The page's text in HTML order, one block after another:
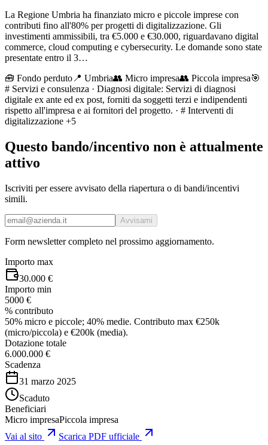
La Regione Umbria ha finanziato micro e piccole imprese con
contributi fino all'80% per progetti di digitalizzazione. Gli
investimenti ammissibili, tra €5.000 e €30.000, riguardavano digital
commerce, cloud computing e cybersecurity. Le domande sono state
presentate entro il 3…
🧰 Fondo perduto 📍 Umbria👥 Micro impresa👥 Piccola impresa🎯
# Servizi e consulenza · Diagnosi digitale: Servizi di diagnosi
digitale ex ante ed ex post, forniti da soggetti terzi e indipendenti
rispetto all'impresa e ai fornitori del progetto. · # Interventi di
digitalizzazione +5
Questo bando/incentivo non è attualmente
attivo
Iscriviti per essere avvisato della riapertura o di bandi/incentivi
simili.
Avvisami
Form newsletter completo nel prossimo aggiornamento.
Importo max
30.000 €
Importo min
5000 €
% contributo
50% micro e piccole; 40% medie. Contributo max €250k
(micro/piccola) e €200k (media).
Dotazione totale
6.000.000 €
Scadenza
31 marzo 2025
Scaduto
Beneficiari
Micro impresaPiccola impresa
Vai al sito
Scarica PDF ufficiale